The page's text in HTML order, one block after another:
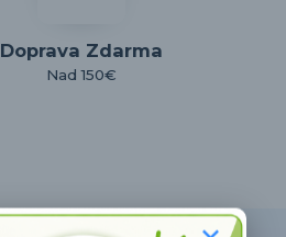
Doprava Zdarma
Nad 150€